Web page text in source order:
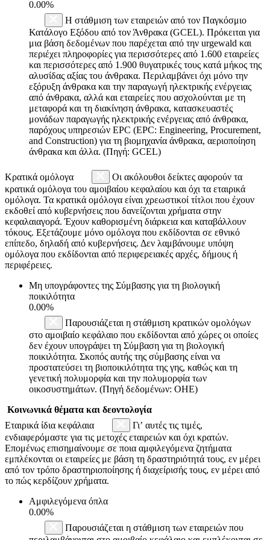
0.00%
Η στάθμιση των εταιρειών από τον Παγκόσμιο
Κατάλογο Εξόδου από τον Άνθρακα (GCEL). Πρόκειται για
μια βάση δεδομένων που παρέχεται από την urgewald και
περιέχει πληροφορίες για περισσότερες από 1.600 εταιρείες
και περισσότερες από 1.900 θυγατρικές τους κατά μήκος της
αλυσίδας αξίας του άνθρακα. Περιλαμβάνει όχι μόνο την
εξόρυξη άνθρακα και την παραγωγή ηλεκτρικής ενέργειας
από άνθρακα, αλλά και εταιρείες που ασχολούνται με τη
μεταφορά και τη διακίνηση άνθρακα, κατασκευαστές
μονάδων παραγωγής ηλεκτρικής ενέργειας από άνθρακα,
παρόχους υπηρεσιών EPC (EPC: Engineering, Procurement,
and Construction) για τη βιομηχανία άνθρακα, αεριοποίηση
άνθρακα και άλλα. (Πηγή: GCEL)
Κρατικά ομόλογα
Οι ακόλουθοι δείκτες αφορούν τα
κρατικά ομόλογα του αμοιβαίου κεφαλαίου και όχι τα εταιρικά
ομόλογα. Τα κρατικά ομόλογα είναι χρεωστικοί τίτλοι που έχουν
εκδοθεί από κυβερνήσεις που δανείζονται χρήματα στην
κεφαλαιαγορά. Έχουν καθορισμένη διάρκεια και καταβάλλουν
τόκους. Εξετάζουμε μόνο ομόλογα που εκδίδονται σε εθνικό
επίπεδο, δηλαδή από κυβερνήσεις. Δεν λαμβάνουμε υπόψη
ομόλογα που εκδίδονται από περιφερειακές αρχές, δήμους ή
περιφέρειες.
Μη υπογράφοντες της Σύμβασης για τη βιολογική
ποικιλότητα
0.00%
Παρουσιάζεται η στάθμιση κρατικών ομολόγων
στο αμοιβαίο κεφάλαιο που εκδίδονται από χώρες οι οποίες
δεν έχουν υπογράψει τη Σύμβαση για τη βιολογική
ποικιλότητα. Σκοπός αυτής της σύμβασης είναι να
προστατεύσει τη βιοποικιλότητα της γης, καθώς και τη
γενετική πολυμορφία και την πολυμορφία των
οικοσυστημάτων. (Πηγή δεδομένων: ΟΗΕ)
Κοινωνικά θέματα και δεοντολογία
Εταιρικά ίδια κεφάλαια
Γι’ αυτές τις τιμές,
ενδιαφερόμαστε για τις μετοχές εταιρειών και όχι κρατών.
Επομένως επισημαίνουμε σε ποια αμφιλεγόμενα ζητήματα
εμπλέκονται οι εταιρείες με βάση τη δραστηριότητά τους, εν μέρει
από τον τρόπο δραστηριοποίησης ή διαχείρισής τους, εν μέρει από
το πώς κερδίζουν χρήματα.
Αμφιλεγόμενα όπλα
0.00%
Παρουσιάζεται η στάθμιση των εταιρειών που